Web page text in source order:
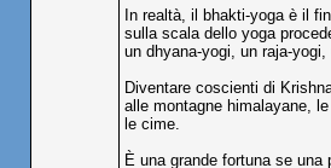
In realtà, il bhakti-yoga è il
sulla scala dello yoga
un dhyana-yogi, un raja-
Diventare coscienti di
alle montagne himalayane,
le cime.
È una grande fortuna se